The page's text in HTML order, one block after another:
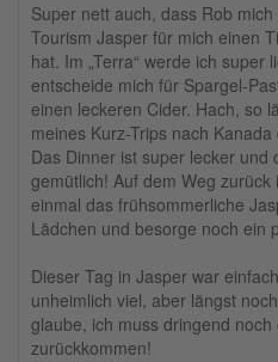
Super nett auch, dass Rob
Tourism Jasper für mich einen
hat. Im „Terra“ werde ich super
entscheide mich für Spargel-
einen leckeren Cider. Hach, so
meines Kurz-Trips nach
Das Dinner ist super lecker und
gemütlich! Auf dem Weg
einmal das frühsommerliche
Lädchen und besorge noch ein
Dieser Tag in Jasper war
unheimlich viel, aber längst
glaube, ich muss dringend
zurückkommen!